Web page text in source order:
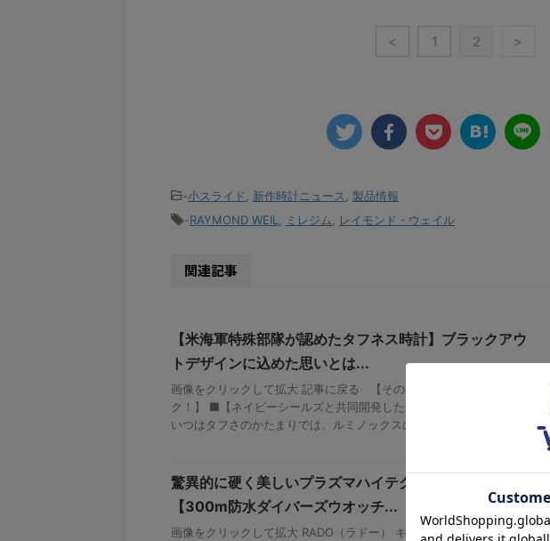
< 1 2 >
-小スライド 新作時計ニュース
製品情報
-RAYMOND WEIL ミレジム レイモンド・ウェイル
関連記事
【米海軍特殊部隊が認めたタフネス時計】ブラックアウ
トデザインに込めた思いとは...
画像をクリックして拡大 記事に戻る 【そのほかのニュースもチェッ
ク！】 ■【ネイビーシールズと共同開発した原点モデルの進化形!?】こ
いつはタフさのかたまりでは、ルミノックスの新作“オリジ ...
驚異的に硬く美しいプラズマハイテクセラミック
【300m防水ダイバーズウオッチ...
画像をクリックして拡大 RADO（ラドー） キャプテンクック ハイセラミ